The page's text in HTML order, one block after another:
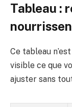
Tableau :
Ce tableau
visible ce que
ajuster sans